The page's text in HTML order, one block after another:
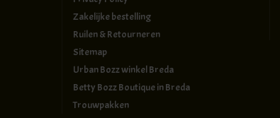
Zakelijke bestelling
Ruilen & Retourneren
Sitemap
Urban Bozz winkel Breda
Betty Bozz Boutique in Breda
Trouwpakken